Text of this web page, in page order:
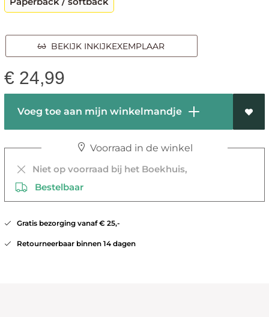
BEKIJK INKIJKEXEMPLAAR
€ 24,99
Voeg toe aan mijn winkelmandje
Voorraad in de winkel
Niet op voorraad bij het Boekhuis,
Bestelbaar
Gratis bezorging vanaf € 25,-
Retourneerbaar binnen 14 dagen